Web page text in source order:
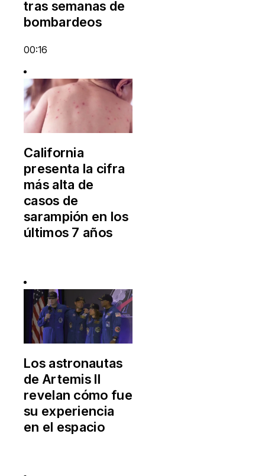
tras semanas de
bombardeos
00:16
California
presenta la cifra
más alta de
casos de
sarampión en los
últimos 7 años
Los astronautas
de Artemis II
revelan cómo fue
su experiencia
en el espacio